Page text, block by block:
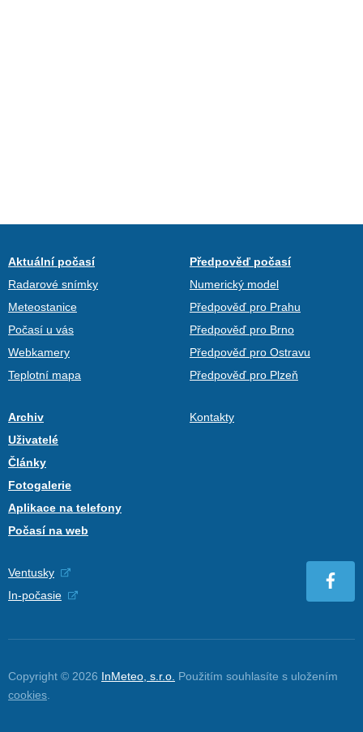
Aktuální počasí
Radarové snímky
Meteostanice
Počasí u vás
Webkamery
Teplotní mapa
Předpověď počasí
Numerický model
Předpověď pro Prahu
Předpověď pro Brno
Předpověď pro Ostravu
Předpověď pro Plzeň
Archiv
Uživatelé
Články
Fotogalerie
Aplikace na telefony
Počasí na web
Kontakty
Ventusky
In-počasie
Copyright © 2026 InMeteo, s.r.o. Použitím souhlasíte s uložením
cookies